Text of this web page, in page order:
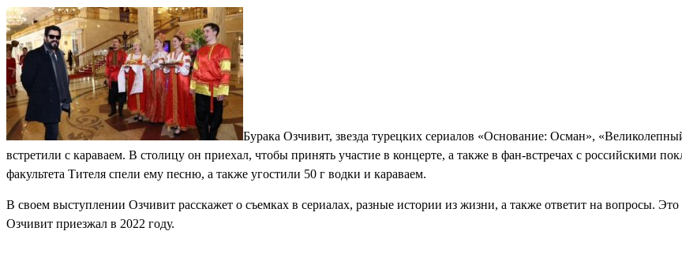
Бурака Озчивит, звезда турецких сериалов «Основание: Осман»,
встретили с караваем. В столицу он приехал, чтобы принять участие в концерте, а также в фан-встречах с российскими
факультета Тителя спели ему песню, а также угостили 50 г водки и караваем.
В своем выступлении Озчивит расскажет о съемках в сериалах, разные истории из жизни, а также ответит на вопросы.
Озчивит приезжал в 2022 году.